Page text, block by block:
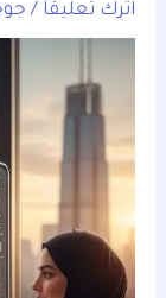
اترك تعليقاً /